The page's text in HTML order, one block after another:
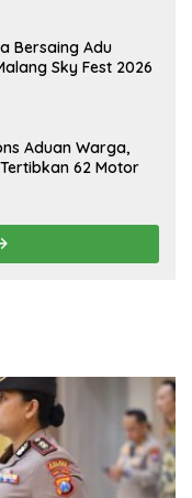
Bersaing Adu
Sky Fest 2026
Aduan Warga,
62 Motor